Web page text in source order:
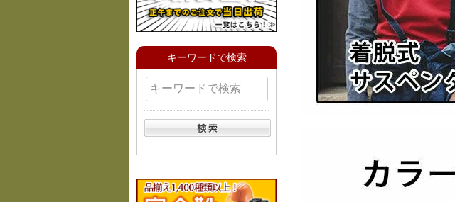
キーワードで検索